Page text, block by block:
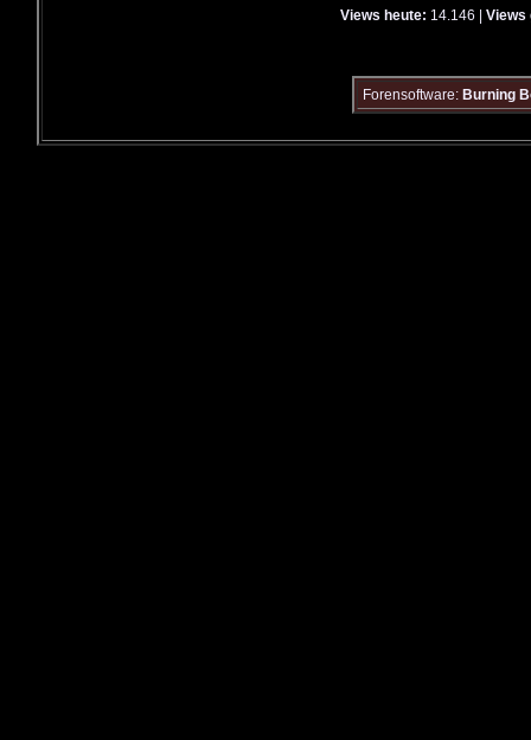
Views heute: 14.146 | Views
Forensoftware: Burning